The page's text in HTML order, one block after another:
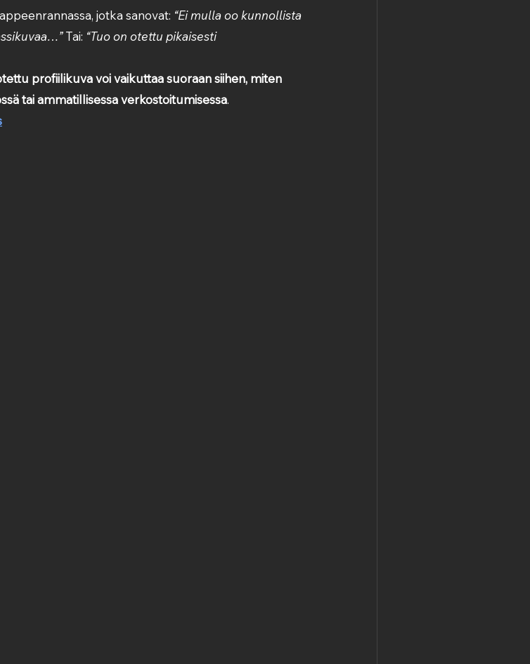
jotka sanovat: “Ei mulla oo kunnollista
Tai: “Tuo on otettu pikaisesti
profiilikuva voi vaikuttaa suoraan siihen, miten
tai ammatillisessa verkostoitumisessa.